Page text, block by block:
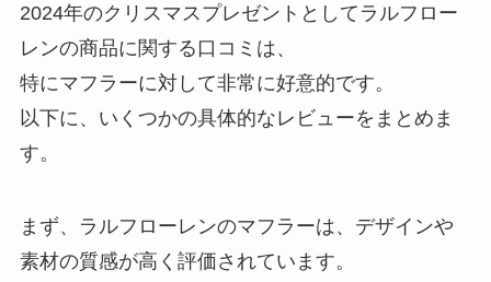
2024年のクリスマスプレゼントとしてラルフロー
レンの商品に関する口コミは、
特にマフラーに対して非常に好意的です。
以下に、いくつかの具体的なレビューをまとめま
す。
まず、ラルフローレンのマフラーは、デザインや
素材の質感が高く評価されています。